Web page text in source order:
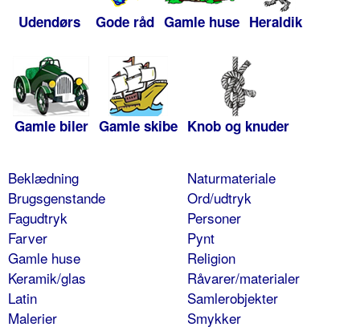
Udendørs Gode råd Gamle huse Heraldik
Gamle biler Gamle skibe Knob og knuder
Beklædning
Brugsgenstande
Fagudtryk
Farver
Gamle huse
Keramik/glas
Latin
Malerier
Naturmateriale
Ord/udtryk
Personer
Pynt
Religion
Råvarer/materialer
Samlerobjekter
Smykker